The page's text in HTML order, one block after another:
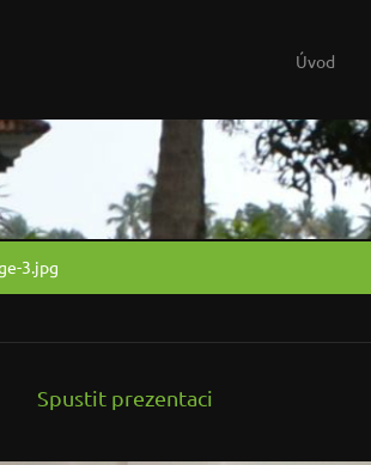
Úvod
3.jpg
Spustit prezentaci